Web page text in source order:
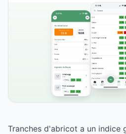
Tranches d'abricot a un indice